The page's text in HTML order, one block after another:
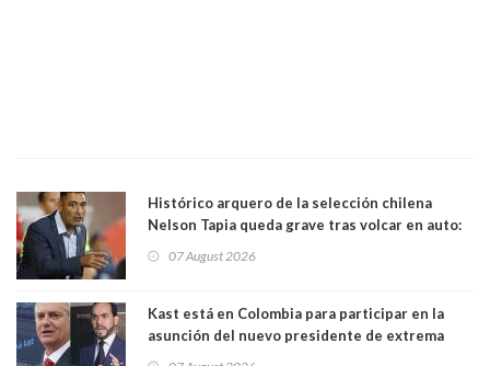
Histórico arquero de la selección chilena
Nelson Tapia queda grave tras volcar en auto:
07 August 2026
Kast está en Colombia para participar en la
asunción del nuevo presidente de extrema